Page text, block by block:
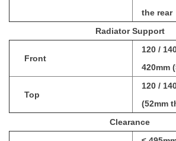
the rear
Radiator Support
Front
120 /
420mm
Top
120 /
(52mm
Clearance